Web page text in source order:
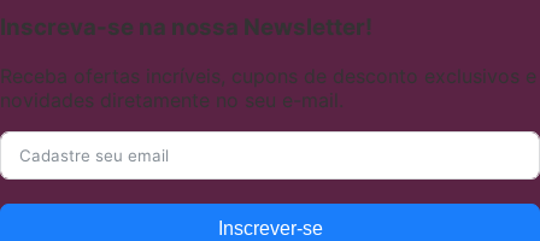
Inscreva-se na nossa Newsletter!
Receba ofertas incríveis, cupons de desconto exclusivos e
novidades diretamente no seu e-mail.
Inscrever-se